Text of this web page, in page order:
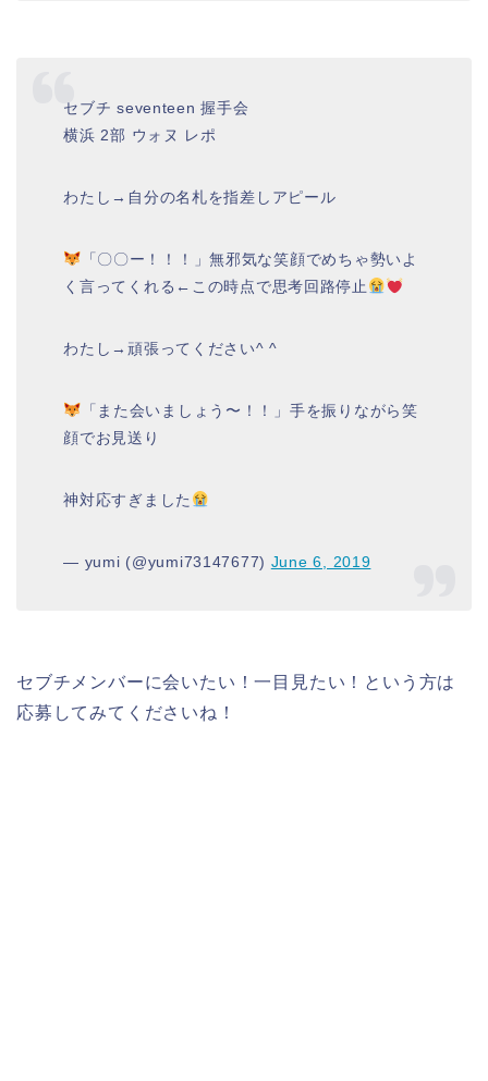
セブチ seventeen 握手会
横浜 2部 ウォヌ レポ
わたし→自分の名札を指差しアピール
「〇〇ー！！！」無邪気な笑顔でめちゃ勢いよ
く言ってくれる←この時点で思考回路停止
わたし→頑張ってください^ ^
「また会いましょう〜！！」手を振りながら笑
顔でお見送り
神対応すぎました
— yumi (@yumi73147677) June 6, 2019
セブチメンバーに会いたい！一目見たい！という方は
応募してみてくださいね！